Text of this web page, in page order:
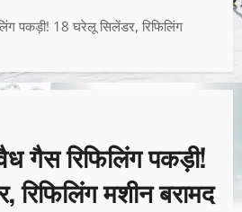
पकड़ी! 18 घरेलू सिलेंडर, रिफिलिंग
गैस रिफिलिंग पकड़ी!
मशीन बरामद